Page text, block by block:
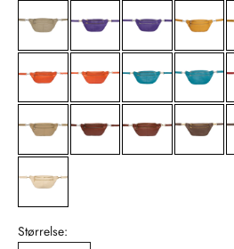
Størrelse: